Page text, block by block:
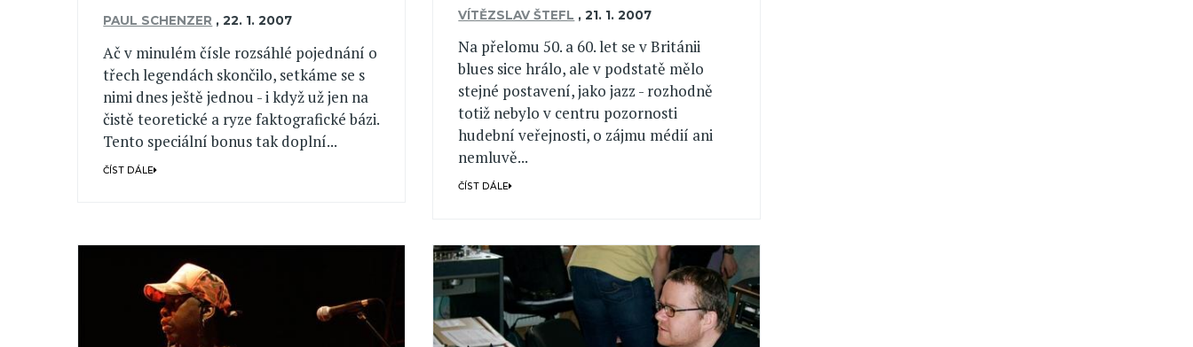
PAUL SCHENZER ,22. 1. 2007
Ač v minulém čísle rozsáhlé pojednání o
třech legendách skončilo, setkáme se s
nimi dnes ještě jednou - i když už jen na
čistě teoretické a ryze faktografické bázi.
Tento speciální bonus tak doplní...
ČÍST DÁLE
VÍTĚZSLAV ŠTEFL ,21. 1. 2007
Na přelomu 50. a 60. let se v Británii
blues sice hrálo, ale v podstatě mělo
stejné postavení, jako jazz - rozhodně
totiž nebylo v centru pozornosti
hudební veřejnosti, o zájmu médií ani
nemluvě...
ČÍST DÁLE